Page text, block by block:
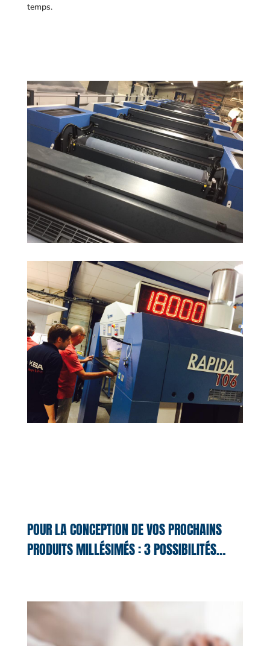
temps.
POUR LA CONCEPTION DE VOS PROCHAINS
PRODUITS MILLÉSIMÉS : 3 POSSIBILITÉS…